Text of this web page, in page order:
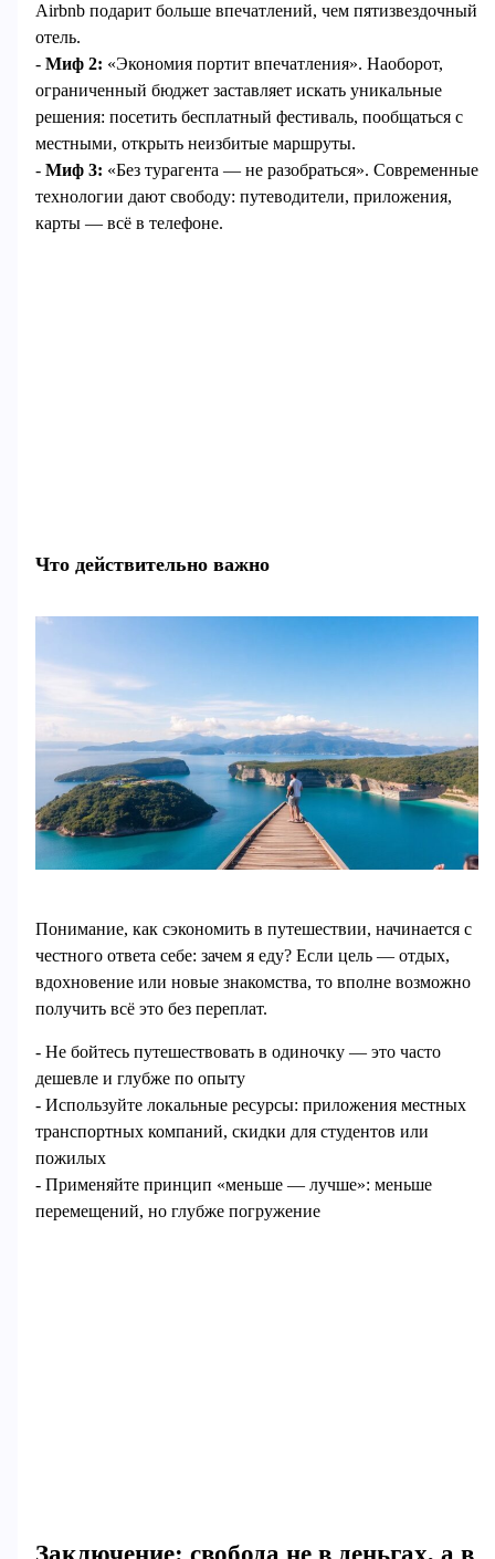
Airbnb подарит больше впечатлений, чем пятизвездочный
отель.
- Миф 2: «Экономия портит впечатления». Наоборот,
ограниченный бюджет заставляет искать уникальные
решения: посетить бесплатный фестиваль, пообщаться с
местными, открыть неизбитые маршруты.
- Миф 3: «Без турагента — не разобраться». Современные
технологии дают свободу: путеводители, приложения,
карты — всё в телефоне.
Что действительно важно
Понимание, как сэкономить в путешествии, начинается с
честного ответа себе: зачем я еду? Если цель — отдых,
вдохновение или новые знакомства, то вполне возможно
получить всё это без переплат.
- Не бойтесь путешествовать в одиночку — это часто
дешевле и глубже по опыту
- Используйте локальные ресурсы: приложения местных
транспортных компаний, скидки для студентов или
пожилых
- Применяйте принцип «меньше — лучше»: меньше
перемещений, но глубже погружение